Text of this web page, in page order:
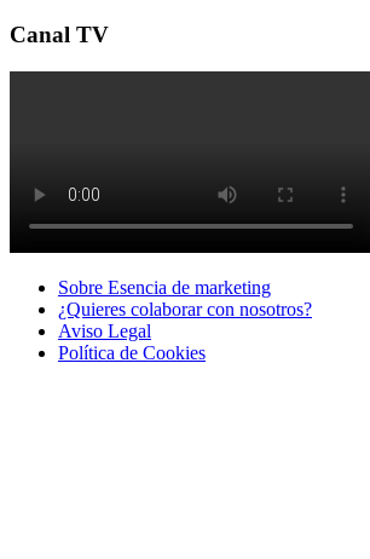
Canal TV
Sobre Esencia de marketing
¿Quieres colaborar con nosotros?
Aviso Legal
Polí­tica de Cookies